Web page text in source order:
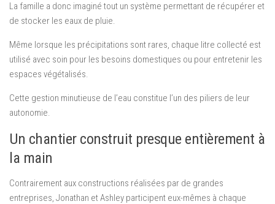
La famille a donc imaginé tout un système permettant de récupérer et
de stocker les eaux de pluie.
Même lorsque les précipitations sont rares, chaque litre collecté est
utilisé avec soin pour les besoins domestiques ou pour entretenir les
espaces végétalisés.
Cette gestion minutieuse de l’eau constitue l’un des piliers de leur
autonomie.
Un chantier construit presque entièrement à
la main
Contrairement aux constructions réalisées par de grandes
entreprises, Jonathan et Ashley participent eux-mêmes à chaque